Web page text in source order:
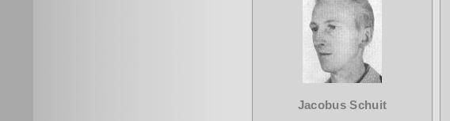
Jacobus Schuit